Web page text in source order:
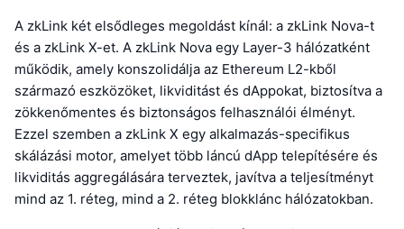
A zkLink két elsődleges megoldást kínál: a zkLink Nova-t
és a zkLink X-et. A zkLink Nova egy Layer-3 hálózatként
működik, amely konszolidálja az Ethereum L2-kből
származó eszközöket, likviditást és dAppokat, biztosítva a
zökkenőmentes és biztonságos felhasználói élményt.
Ezzel szemben a zkLink X egy alkalmazás-specifikus
skálázási motor, amelyet több láncú dApp telepítésére és
likviditás aggregálására terveztek, javítva a teljesítményt
mind az 1. réteg, mind a 2. réteg blokklánc hálózatokban.